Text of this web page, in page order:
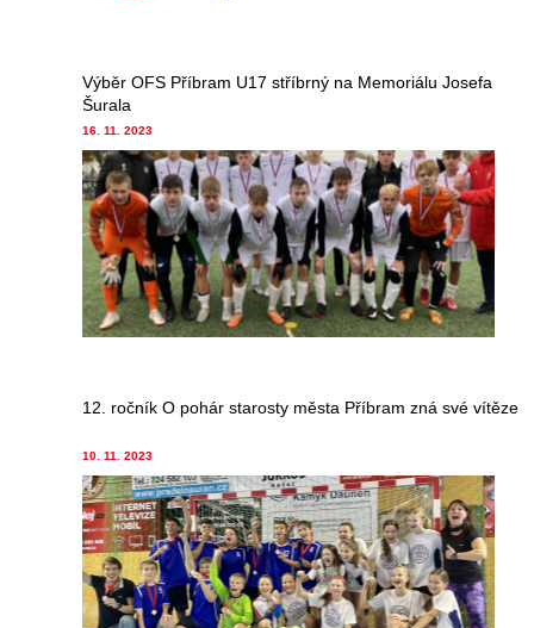
Výběr OFS Příbram U17 stříbrný na Memoriálu Josefa
Šurala
16. 11. 2023
12. ročník O pohár starosty města Příbram zná své vítěze
10. 11. 2023